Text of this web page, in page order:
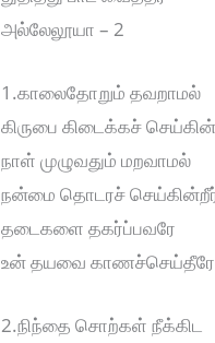
அல்லேலூயா – 2
1.காலைதோறும் தவறாமல்
கிருபை கிடைக்கச்
நாள் முழுவதும் மறவாமல்
நன்மை தொடரச்
தடைகளை தகர்ப்பவரே
உன் தயவை காணச்செய்தீரே
2.நிந்தை சொற்கள் நீக்கிட